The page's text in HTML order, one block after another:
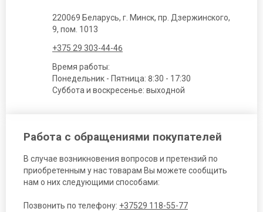
220069 Беларусь, г. Минск, пр. Дзержинского,
9, пом. 1013
+375 29 303-44-46
Время работы:
Понедельник - Пятница: 8:30 - 17:30
Суббота и воскресенье: выходной
Работа с обращениями покупателей
В случае возникновения вопросов и претензий по
приобретенным у нас товарам Вы можете сообщить
нам о них следующими способами:
Позвонить по телефону: +37529 118-55-77